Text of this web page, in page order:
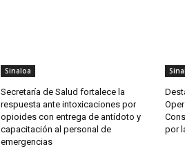
Sinaloa
Secretaría de Salud fortalece la
respuesta ante intoxicaciones por
opioides con entrega de antídoto y
capacitación al personal de
emergencias
por